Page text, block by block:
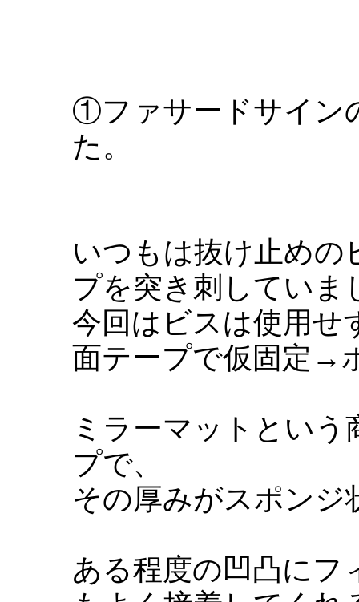
①ファサードサイン
た。
いつもは抜け止めの
プを突き刺していま
今回はビスは使用せ
面テープで仮固定→
ミラーマットとい
プで、
その厚みがスポンジ
ある程度の凹凸にフ